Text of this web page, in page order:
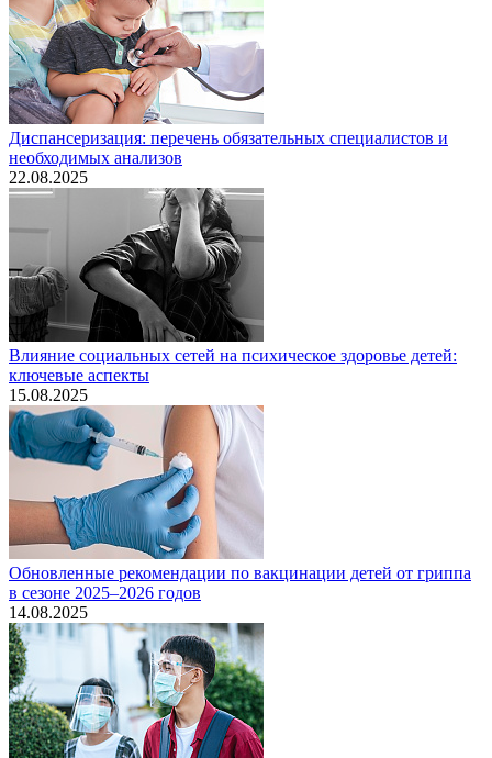
Диспансеризация: перечень обязательных специалистов и
необходимых анализов
22.08.2025
Влияние социальных сетей на психическое здоровье детей:
ключевые аспекты
15.08.2025
Обновленные рекомендации по вакцинации детей от гриппа
в сезоне 2025–2026 годов
14.08.2025